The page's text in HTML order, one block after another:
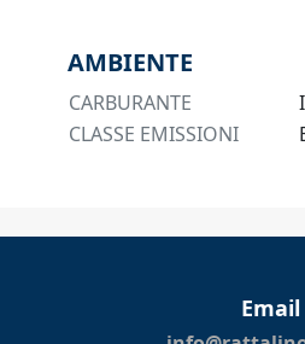
AMBIENTE
CARBURANTE
CLASSE EMISSIONI
Email